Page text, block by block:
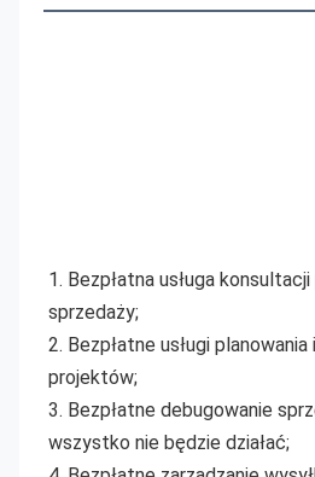
1. Bezpłatna usługa
sprzedaży;
2. Bezpłatne usługi
projektów;
3. Bezpłatne debugowanie
wszystko nie będzie działać;